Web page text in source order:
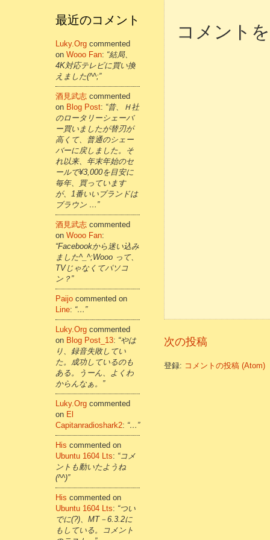
コメント
次の投稿
登録: コメントの投稿 (Atom)
最近のコメント
Luky.org commented
on Wooo Fan: “結局、
4K対応テレビに買い換
えました(^^;”
酒見武志 commented
on Blog Post: “昔、Ｈ社
のロータリーシェーバ
ー買いましたが替刃が
高くて、普通のシェー
バーに戻しました。そ
れ以来、年末年始のセ
ールで¥3,000を目安に
毎年、買っています
が、1番いいブランドは
ブラウン …”
酒見武志 commented
on Wooo Fan:
“Facebookから迷い込み
ました^_^;Wooo って、
TVじゃなくてパソコ
ン？”
Paijo commented on
Line: “…”
Luky.org commented
on Blog Post_13: “やは
り、録音失敗してい
た。成功しているのも
ある。うーん、よくわ
からんなぁ。”
Luky.org commented
on El
Capitanradioshark2: “…”
His commented on
Ubuntu 1604 Lts: “コメ
ントも動いたようね
(^^)”
His commented on
Ubuntu 1604 Lts: “つい
でに(?)、MT－6.3.2に
もしている。コメント